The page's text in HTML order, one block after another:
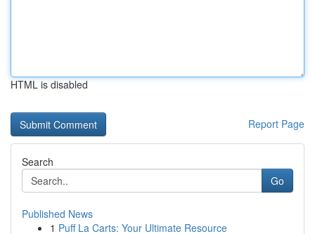
HTML is disabled
Report Page
Search
Go
Published News
1 Puff La Carts: Your Ultimate Resource